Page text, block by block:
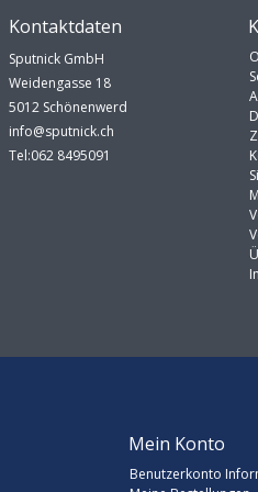
Kontaktdaten
Sputnick GmbH
Weidengasse 18
5012 Schönenwerd
info@sputnick.ch
Tel:062 8495091
Mein Konto
Benutzerkonto